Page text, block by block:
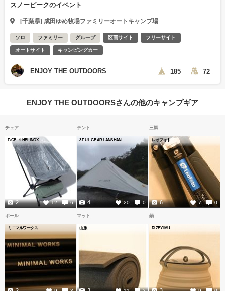
スノーピークのイベント
[千葉県] 成田ゆめ牧場ファミリーオートキャンプ場
ソロ ファミリー グループ 区画サイト フリーサイト
オートサイト キャンピングカー
ENJOY THE OUTDOORS 185 72
ENJOY THE OUTDOORSさんの他のキャンプギア
チェア
F/CE. × HELINOX
12 6
2
テント
3F UL GEAR LANSHAN
20 0
4
三脚
レオフォト
7 0
6
ポール
ミニマルワークス
マット
山旅
鍋
RIZEYIMU